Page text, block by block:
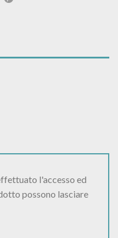
l'accesso ed
possono lasciare